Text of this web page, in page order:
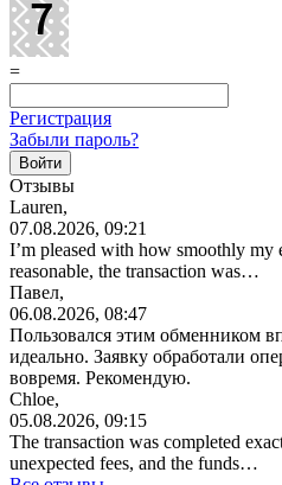
=
Регистрация
Забыли пароль?
Отзывы
Lauren,
07.08.2026, 09:21
I’m pleased with how smoothly my
reasonable, the transaction was…
Павел,
06.08.2026, 08:47
Пользовался этим обменником
идеально. Заявку обработали
вовремя. Рекомендую.
Chloe,
05.08.2026, 09:15
The transaction was completed
unexpected fees, and the funds…